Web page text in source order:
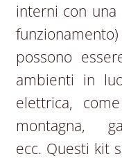
interni con
possono
ambienti in
elettrica,
montagna,
ecc. Questi kit